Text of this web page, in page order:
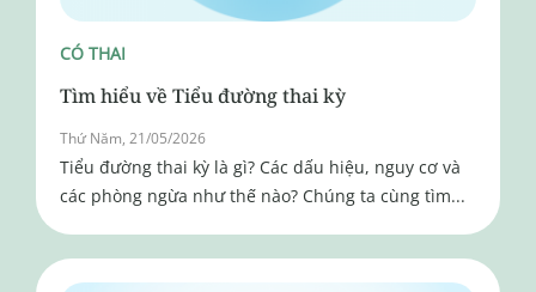
CÓ THAI
Tìm hiểu về Tiểu đường thai kỳ
Thứ Năm, 21/05/2026
Tiểu đường thai kỳ là gì? Các dấu hiệu, nguy cơ và
các phòng ngừa như thế nào? Chúng ta cùng tìm...